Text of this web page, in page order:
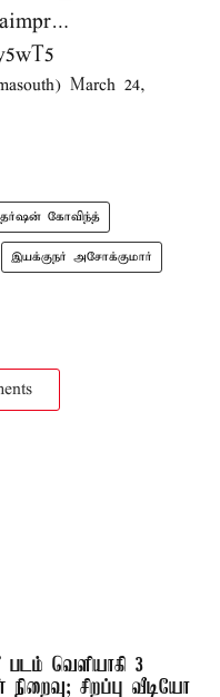
…
March 24,
கோவிந்த்
இயக்குநர் அசோக்குமார்
படம் வெளியாகி 3
சிறப்பு வீடியோ